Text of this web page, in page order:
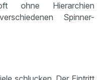
ohne Hierarchien
Spinner-